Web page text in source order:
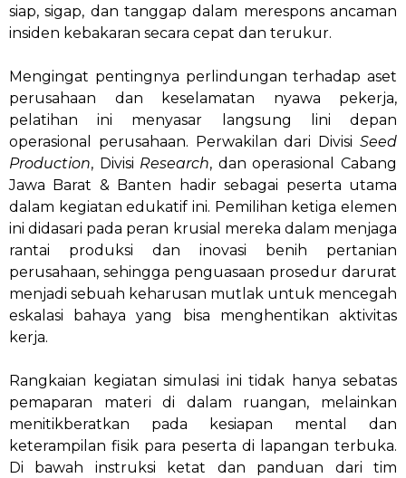
siap, sigap, dan tanggap dalam merespons ancaman
insiden kebakaran secara cepat dan terukur.
Mengingat pentingnya perlindungan terhadap aset
perusahaan dan keselamatan nyawa pekerja,
pelatihan ini menyasar langsung lini depan
operasional perusahaan. Perwakilan dari Divisi Seed
Production, Divisi Research, dan operasional Cabang
Jawa Barat & Banten hadir sebagai peserta utama
dalam kegiatan edukatif ini. Pemilihan ketiga elemen
ini didasari pada peran krusial mereka dalam menjaga
rantai produksi dan inovasi benih pertanian
perusahaan, sehingga penguasaan prosedur darurat
menjadi sebuah keharusan mutlak untuk mencegah
eskalasi bahaya yang bisa menghentikan aktivitas
kerja.
Rangkaian kegiatan simulasi ini tidak hanya sebatas
pemaparan materi di dalam ruangan, melainkan
menitikberatkan pada kesiapan mental dan
keterampilan fisik para peserta di lapangan terbuka.
Di bawah instruksi ketat dan panduan dari tim